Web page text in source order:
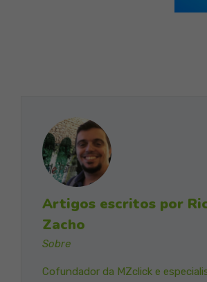
Artigos escritos por
Zacho
Sobre
Cofundador da MZclick e